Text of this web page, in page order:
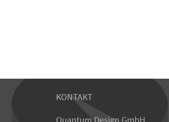
KONTAKT
Quantum Design GmbH